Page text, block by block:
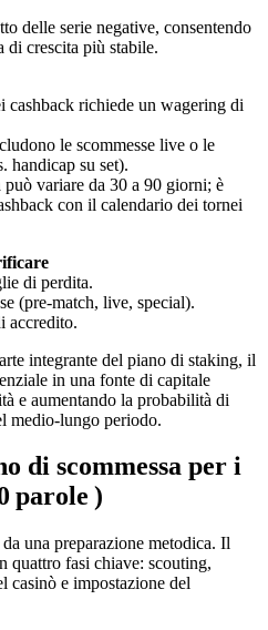
delle serie negative, consentendo
di crescita più stabile.
cashback richiede un wagering di
le scommesse live o le
handicap su set).
variare da 30 a 90 giorni; è
con il calendario dei tornei
di perdita.
(pre‑match, live, special).
accredito.
integrante del piano di staking, il
in una fonte di capitale
e aumentando la probabilità di
medio‑lungo periodo.
di scommessa per i
parole )
una preparazione metodica. Il
quattro fasi chiave: scouting,
casinò e impostazione del